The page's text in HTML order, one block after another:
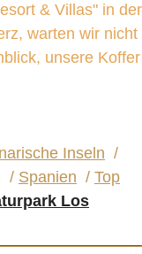
& Villas" in der
warten wir nicht
unsere Koffer
Inseln /
/ Spanien / Top
Los